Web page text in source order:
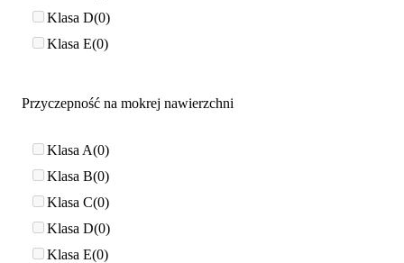
Klasa D 0
Klasa E 0
Przyczepność na mokrej nawierzchni
Klasa A 0
Klasa B 0
Klasa C 0
Klasa D 0
Klasa E 0